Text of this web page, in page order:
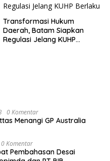
Transformasi Hukum
Daerah, Batam Siapkan
Regulasi Jelang KUHP
0 Komentar
Menangi GP Australia
0 Komentar
Pembahasan Desai